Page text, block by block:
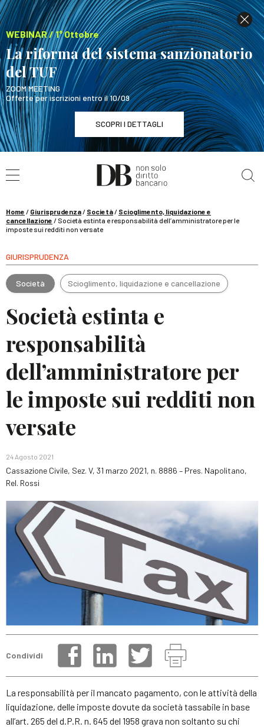
WEBINAR / 1° Ottobre
La riforma del sistema sanzionatorio
del TUF
ZOOM MEETING
Offerte per iscrizioni entro il 10/09
SCOPRI I DETTAGLI
WEBINAR / 1° Ottobre
La riforma del sistema sanzionatorio del TUF
Home / Giurisprudenza/ Società/ Scioglimento, liquidazione e
cancellazione / Società estinta e responsabilità dell’amministratore per le
imposte sui redditi non versate
GIURISPRUDENZA
Società Scioglimento, liquidazione e cancellazione
Società estinta e
responsabilità
dell’amministratore per
le imposte sui redditi non
versate
24 Agosto 2021
Cassazione Civile, Sez. V, 31 marzo 2021, n. 8886 – Pres. Napolitano,
Rel. Rossi
Condividi
La responsabilità per il mancato pagamento, con le attività della
liquidazione, delle imposte dovute da società tassabile in base
all’art. 265 del d.P.R. n. 645 del 1958 grava non soltanto su chi